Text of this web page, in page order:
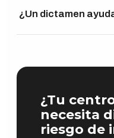
comercial,
¿Un dictamen
que ocurra un incidente.
¿Tu
necesita
riesgo de